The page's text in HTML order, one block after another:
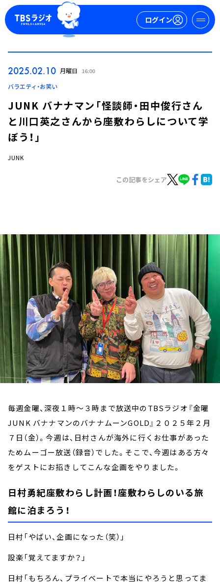
ログイン
ログイン
イベント・グッズ
YouTube
会社情報
2025.02.10 月曜日 16:00
バラエティ・お笑い
JUNK バナナマン「怪談師・田中俊行さん
と川口英之さんから座敷わらしについて学
ぼう！」
JUNK
この記事をシェア
毎週金曜、深夜１時～３時まで放送中のTBSラジオ『金曜
JUNK バナナマンのバナナムーンGOLD』２０２５年２月
７日（金）。今週は、日村さんが海外に行くお仕事があった
ためムーゴー放送（録音）でした。そこで、今週はある方々
をゲストにお招きしてこんな企画をやりました。
日村勇紀座敷わらし計画！座敷わらしのいる旅
館に泊まろう！
日村「やばい、企画になった（笑）」
設楽「覚えてますか？」
日村「もちろん、プライベートで本当にやろうと思ってま